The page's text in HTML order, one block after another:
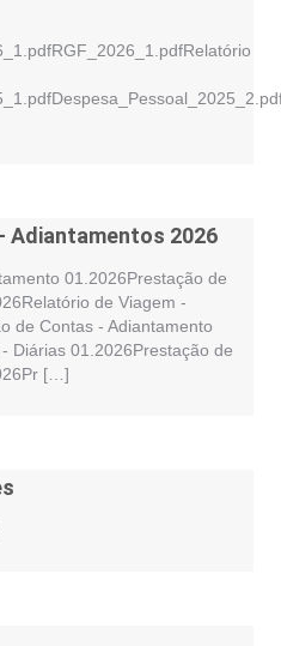
Adiantamentos 2026
01.2026Prestação de
de Viagem -
de Contas - Adiantamento
Diárias 01.2026Prestação de
[…]